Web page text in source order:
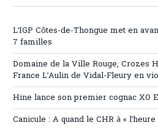
L’IGP Côtes-de-Thongue met en
7 familles
Domaine de la Ville Rouge, Crozes
France L’Aulin de Vidal-Fleury en
Hine lance son premier cognac XO
Canicule : A quand le CHR à «